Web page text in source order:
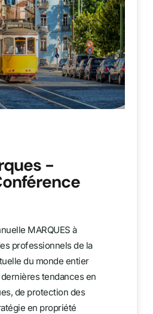
-
MARQUES à
professionnels de la
du monde entier
tendances en
de protection des
en propriété